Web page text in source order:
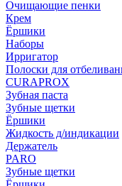
Очищающие пенки
Крем
Ёршики
Наборы
Ирригатор
Полоски для
CURAPROX
Зубная паста
Зубные щетки
Ёршики
Жидкость д/индикации
Держатель
PARO
Зубные щетки